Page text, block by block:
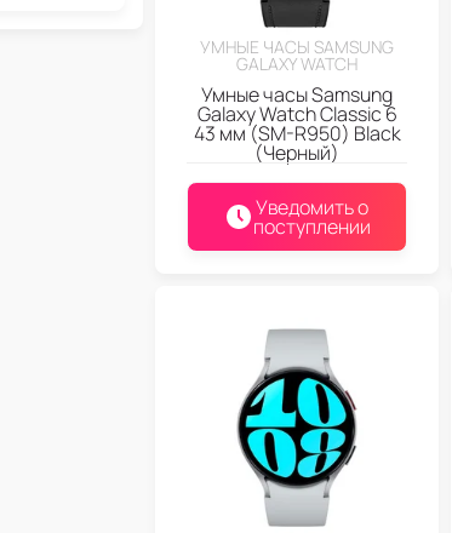
УМНЫЕ ЧАСЫ SAMSUNG
GALAXY WATCH
Умные часы Samsung
Galaxy Watch Classic 6
43 мм (SM-R950) Black
(Черный)
Уведомить о
поступлении